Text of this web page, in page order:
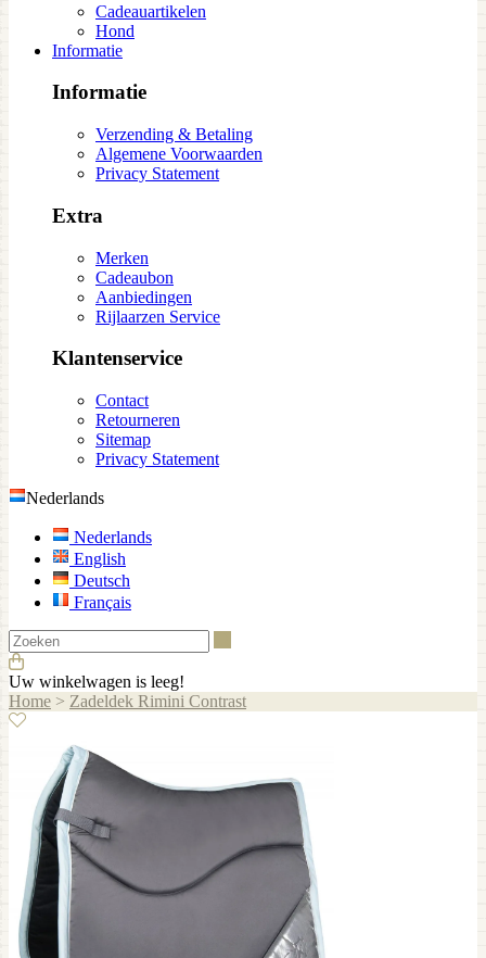
Cadeauartikelen
Hond
Informatie
Informatie
Verzending & Betaling
Algemene Voorwaarden
Privacy Statement
Extra
Merken
Cadeaubon
Aanbiedingen
Rijlaarzen Service
Klantenservice
Contact
Retourneren
Sitemap
Privacy Statement
Nederlands
Nederlands
English
Deutsch
Français
Uw winkelwagen is leeg!
Home > Zadeldek Rimini Contrast